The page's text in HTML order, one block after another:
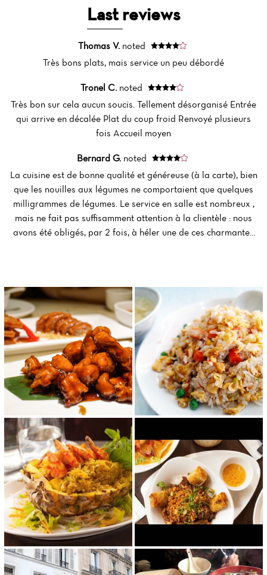
Last reviews
Thomas V.noted
Très bons plats, mais service un peu débordé
Tronel C. noted
Très bon sur cela aucun soucis. Tellement désorganisé Entrée
qui arrive en décalée Plat du coup froid Renvoyé plusieurs
fois Accueil moyen
Bernard G.noted
La cuisine est de bonne qualité et généreuse (à la carte), bien
que les nouilles aux légumes ne comportaient que quelques
milligrammes de légumes. Le service en salle est nombreux ,
mais ne fait pas suffisamment attention à la clientèle : nous
avons été obligés, par 2 fois, à héler une de ces charmantes
c'est quand même une adresse à retenir
Home
News
Menu
Reviews